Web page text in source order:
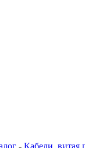
- Кабели, витая